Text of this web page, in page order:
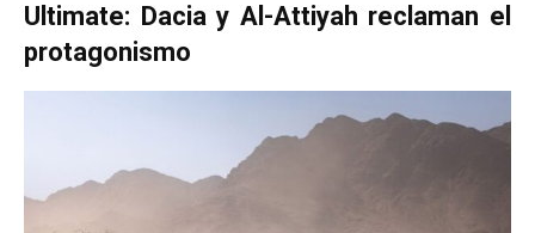
Ultimate: Dacia y Al-Attiyah reclaman el
protagonismo